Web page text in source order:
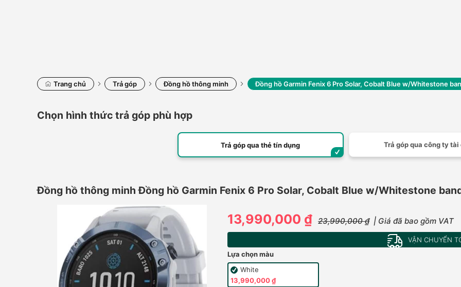
Trang chủ Trả góp Đồng hồ thông minh Đồng hồ Garmin Fenix 6 Pro Solar, Cobalt Blue w/Whitestone
Chọn hình thức trả góp phù hợp
Trả góp qua thẻ tín dụng Trả góp qua công ty tài
Đồng hồ thông minh Đồng hồ Garmin Fenix 6 Pro Solar, Cobalt Blue w/Whitestone
13,990,000 ₫ 23,990,000 ₫ | Giá đã bao gồm VAT
VẬN CHUYỂN
Lựa chọn màu
White
13,990,000 ₫